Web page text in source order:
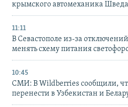
крымского автомеханика Шведа
11:11
В Севастополе из-за
менять схему питания
10:45
СМИ: В Wildberries сообщили,
перенести в Узбекистан и